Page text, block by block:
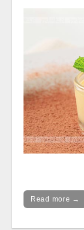
Read more →